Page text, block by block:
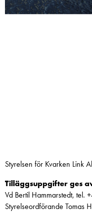
Styrelsen för Kvarken Link
Tilläggsuppgifter ges
Vd Bertil Hammarstedt,
Styrelseordförande Tomas